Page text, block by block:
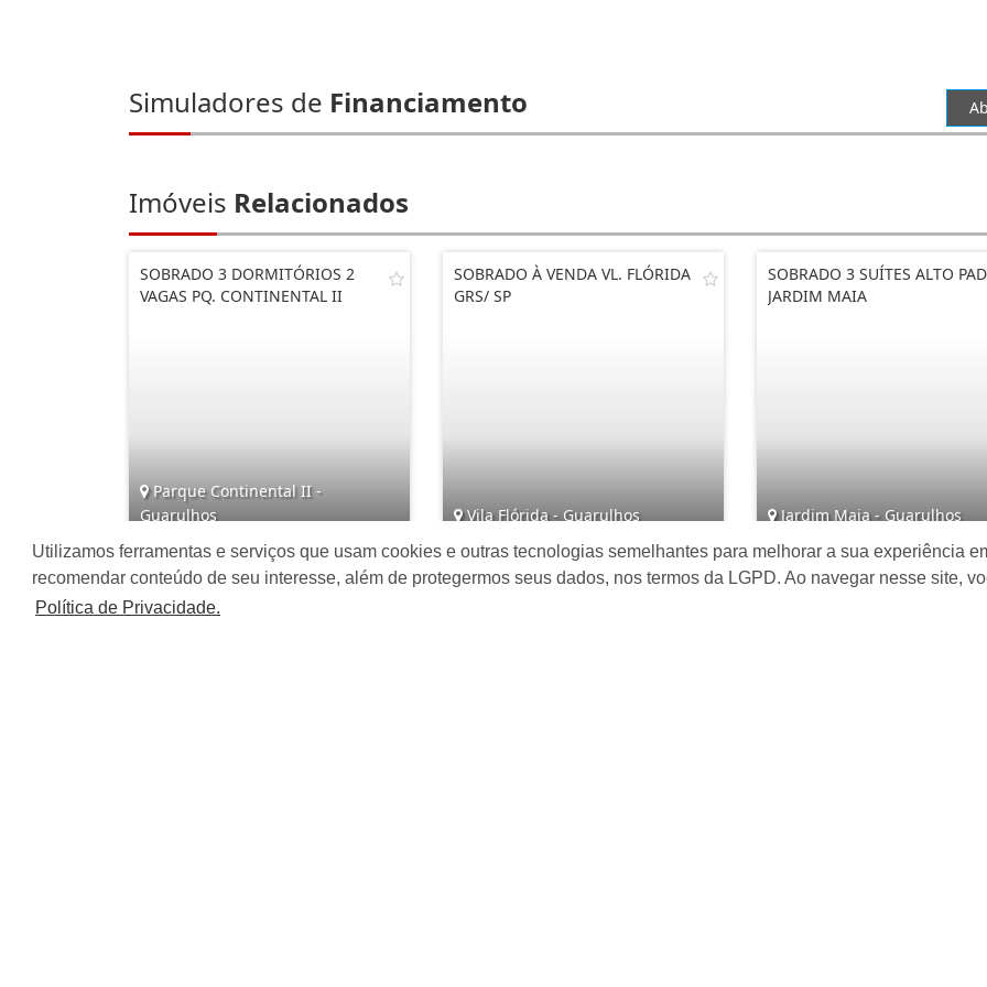
Utilizamos ferramentas e serviços que usam cookies e outras tecnologias semelhantes para melhorar a sua experiência
recomendar conteúdo de seu interesse, além de protegermos seus dados, nos termos da LGPD. Ao navegar nesse site,
Política de Privacidade.
Simuladores de Financiamento
Imóveis Relacionados
SOBRADO 3 DORMITÓRIOS 2
VAGAS PQ. CONTINENTAL II
Parque Continental II -
Guarulhos
3 3 2
SOBRADO À VENDA VL. FLÓRIDA
GRS/ SP
Vila Flórida - Guarulhos
3 2 4
SOBRADO 3 SUÍTES ALTO
JARDIM MAIA
Jardim Maia - Guarulhos
3 6